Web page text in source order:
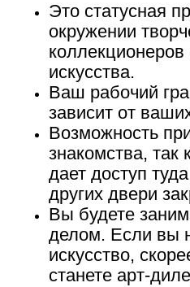
Это статусная
окружении
искусства.
Ваш рабочий
зависит от
Возможность
знакомства, так
дает доступ
других двери
Вы будете
делом. Если вы
искусство,
станете арт-